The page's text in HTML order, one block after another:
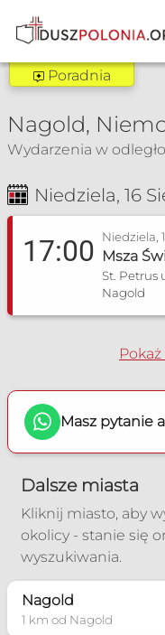
Poradnia
Zakres
Poradnia
Poradnia dla
Poradnia
Poradnia dla
Poradnia dla
Poradnia
Poradnia
Poradnia dla
Poradnia
+49 152 56 85
Więcej
Poradnia
Msza Św. i
Nagold,
Wydarzenia w
Niedziela, 16
17:00 Niedziela,
Msza
St. Petrus
Nagold
Masz pytanie
Dalsze miasta
Kliknij miasto, aby
okolicy - stanie się
wyszukiwania.
Nagold
1 km od Nagold